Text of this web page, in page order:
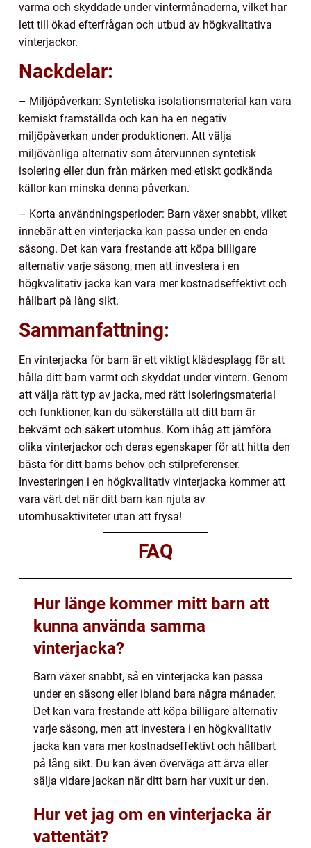
varma och skyddade under vintermånaderna, vilket har
lett till ökad efterfrågan och utbud av högkvalitativa
vinterjackor.
Nackdelar:
– Miljöpåverkan: Syntetiska isolationsmaterial kan vara
kemiskt framställda och kan ha en negativ
miljöpåverkan under produktionen. Att välja
miljövänliga alternativ som återvunnen syntetisk
isolering eller dun från märken med etiskt godkända
källor kan minska denna påverkan.
– Korta användningsperioder: Barn växer snabbt, vilket
innebär att en vinterjacka kan passa under en enda
säsong. Det kan vara frestande att köpa billigare
alternativ varje säsong, men att investera i en
högkvalitativ jacka kan vara mer kostnadseffektivt och
hållbart på lång sikt.
Sammanfattning:
En vinterjacka för barn är ett viktigt klädesplagg för att
hålla ditt barn varmt och skyddat under vintern. Genom
att välja rätt typ av jacka, med rätt isoleringsmaterial
och funktioner, kan du säkerställa att ditt barn är
bekvämt och säkert utomhus. Kom ihåg att jämföra
olika vinterjackor och deras egenskaper för att hitta den
bästa för ditt barns behov och stilpreferenser.
Investeringen i en högkvalitativ vinterjacka kommer att
vara värt det när ditt barn kan njuta av
utomhusaktiviteter utan att frysa!
FAQ
Hur länge kommer mitt barn att
kunna använda samma
vinterjacka?
Barn växer snabbt, så en vinterjacka kan passa
under en säsong eller ibland bara några månader.
Det kan vara frestande att köpa billigare alternativ
varje säsong, men att investera i en högkvalitativ
jacka kan vara mer kostnadseffektivt och hållbart
på lång sikt. Du kan även överväga att ärva eller
sälja vidare jackan när ditt barn har vuxit ur den.
Hur vet jag om en vinterjacka är
vattentät?